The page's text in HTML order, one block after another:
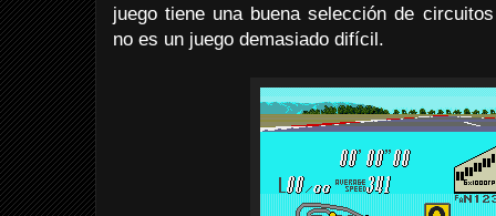
juego tiene una buena selección de
no es un juego demasiado difícil.